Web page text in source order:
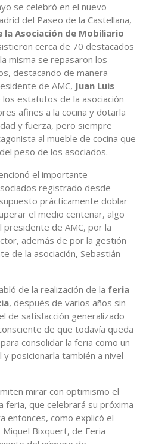
se celebró en el nuevo
del Paseo de la Castellana,
la Asociación de Mobiliario
cerca de 70 destacados
misma se repasaron los
destacando de manera
de AMC, Juan Luis
los estatutos de la asociación
afines a la cocina y dotarla
y fuerza, pero siempre
al mueble de cocina que
peso de los asociados.
el importante
registrado desde
prácticamente doblar
el medio centenar, algo
de AMC, por la
además de por la gestión
de la asociación, Sebastián
de la realización de la feria
, después de varios años sin
de satisfacción generalizado
de que todavía queda
consolidar la feria como un
posicionarla también a nivel
mirar con optimismo el
feria, que celebrará su próxima
entonces, como explicó el
Bixquert, de Feria